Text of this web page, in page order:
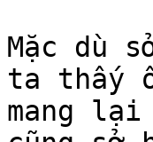
Mặc dù
ta thấy
mang